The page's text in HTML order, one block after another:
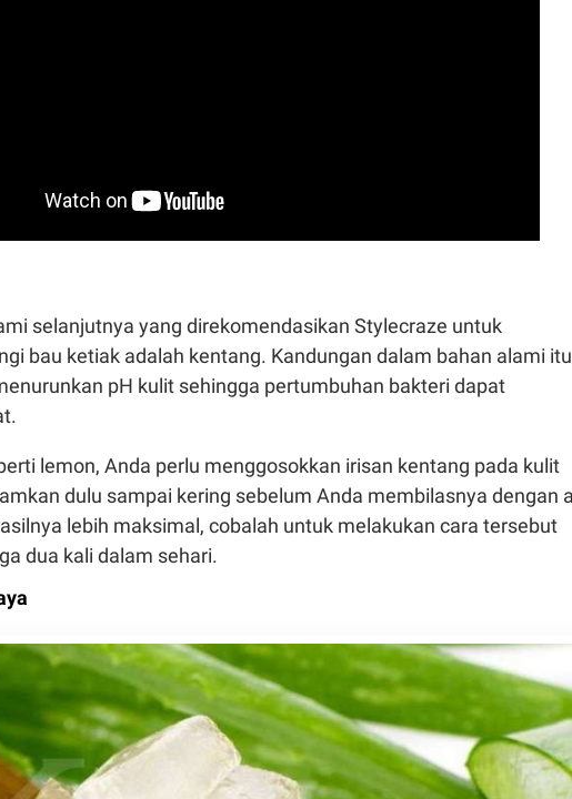
selanjutnya yang direkomendasikan Stylecraze untuk
bau ketiak adalah kentang. Kandungan dalam bahan alami itu
pH kulit sehingga pertumbuhan bakteri dapat
lemon, Anda perlu menggosokkan irisan kentang pada kulit
dulu sampai kering sebelum Anda membilasnya dengan
lebih maksimal, cobalah untuk melakukan cara tersebut
dua kali dalam sehari.